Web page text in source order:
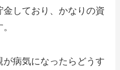
しており、かなりの資
病気になったらどうす